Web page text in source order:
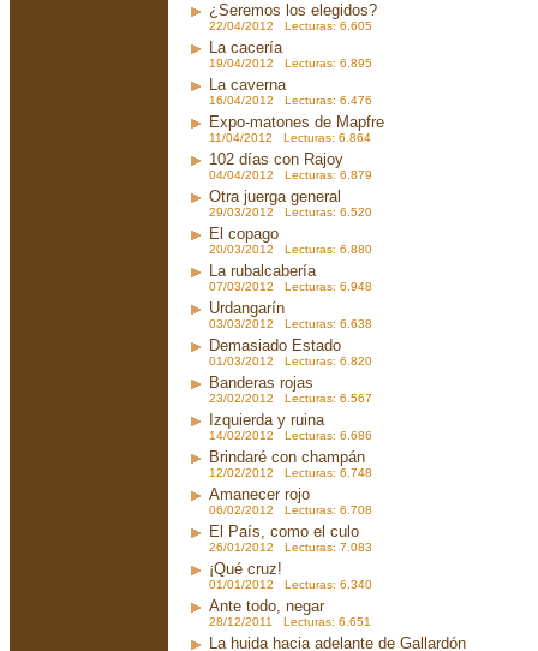
¿Seremos los elegidos?
22/04/2012 Lecturas: 6.605
La cacería
19/04/2012 Lecturas: 6.895
La caverna
16/04/2012 Lecturas: 6.476
Expo-matones de Mapfre
11/04/2012 Lecturas: 6.864
102 días con Rajoy
04/04/2012 Lecturas: 6.879
Otra juerga general
29/03/2012 Lecturas: 6.520
El copago
20/03/2012 Lecturas: 6.880
La rubalcabería
07/03/2012 Lecturas: 6.948
Urdangarín
03/03/2012 Lecturas: 6.638
Demasiado Estado
01/03/2012 Lecturas: 6.820
Banderas rojas
23/02/2012 Lecturas: 6.567
Izquierda y ruina
14/02/2012 Lecturas: 6.686
Brindaré con champán
12/02/2012 Lecturas: 6.748
Amanecer rojo
06/02/2012 Lecturas: 6.708
El País, como el culo
26/01/2012 Lecturas: 7.083
¡Qué cruz!
01/01/2012 Lecturas: 6.340
Ante todo, negar
28/12/2011 Lecturas: 6.651
La huida hacia adelante de Gallardón